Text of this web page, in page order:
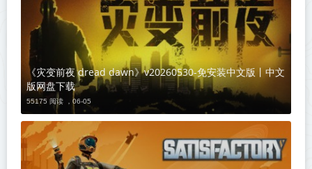
《灾变前夜 dread dawn》v20260530-免安装中文版丨中文
版网盘下载
55175 阅读 ， 06-05